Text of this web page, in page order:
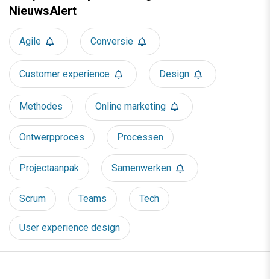
NieuwsAlert
Agile Conversie
Customer experience Design
Methodes Online marketing
Ontwerpproces Processen
Projectaanpak Samenwerken
Scrum Teams Tech
User experience design